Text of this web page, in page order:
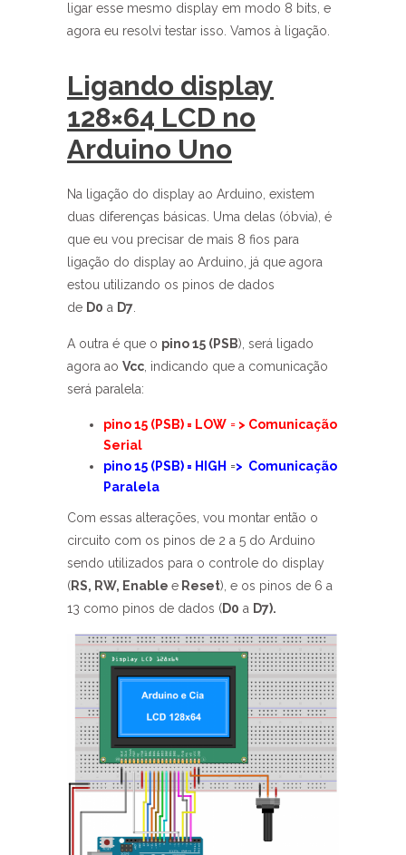
ligar esse mesmo display em modo 8 bits, e
agora eu resolvi testar isso. Vamos à ligação.
Ligando display
128×64 LCD no
Arduino Uno
Na ligação do display ao Arduino, existem
duas diferenças básicas. Uma delas (óbvia), é
que eu vou precisar de mais 8 fios para
ligação do display ao Arduino, já que agora
estou utilizando os pinos de dados
de D0 a D7
A outra é que o pino 15 (PSB), será ligado
agora ao Vcc , indicando que a comunicação
será paralela:
pino 15 (PSB) = LOW = > Comunicação
Serial
pino 15 (PSB) = HIGH => Comunicação
Paralela
Com essas alterações, vou montar então o
circuito com os pinos de 2 a 5 do Arduino
sendo utilizados para o controle do display
(RS, RW, Enable e Reset), e os pinos de 6 a
13 como pinos de dados (D0 a D7).